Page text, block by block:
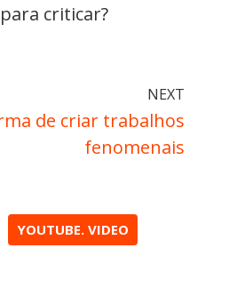
criticar?
NEXT
de criar trabalhos
fenomenais
YOUTUBE. VIDEO